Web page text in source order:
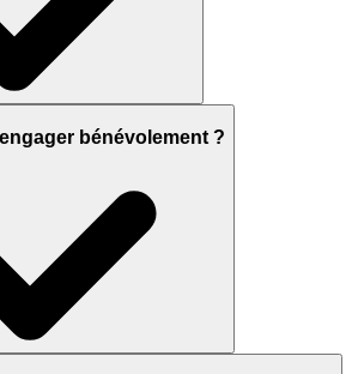
bénévolement ?